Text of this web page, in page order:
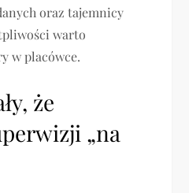
oraz tajemnicy
warto
w placówce.
że
„na